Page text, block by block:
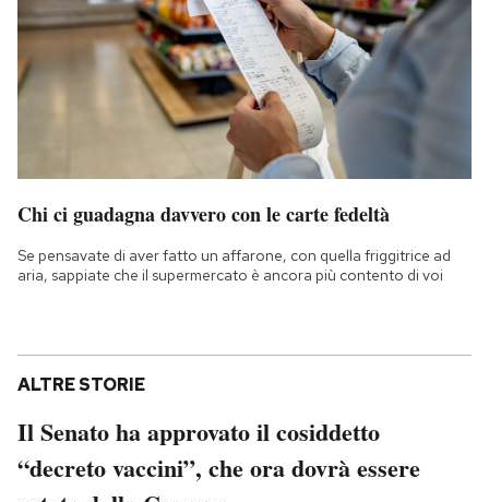
Chi ci guadagna davvero con le carte fedeltà
Se pensavate di aver fatto un affarone, con quella friggitrice ad
aria, sappiate che il supermercato è ancora più contento di voi
ALTRE STORIE
Il Senato ha approvato il cosiddetto
“decreto vaccini”, che ora dovrà essere